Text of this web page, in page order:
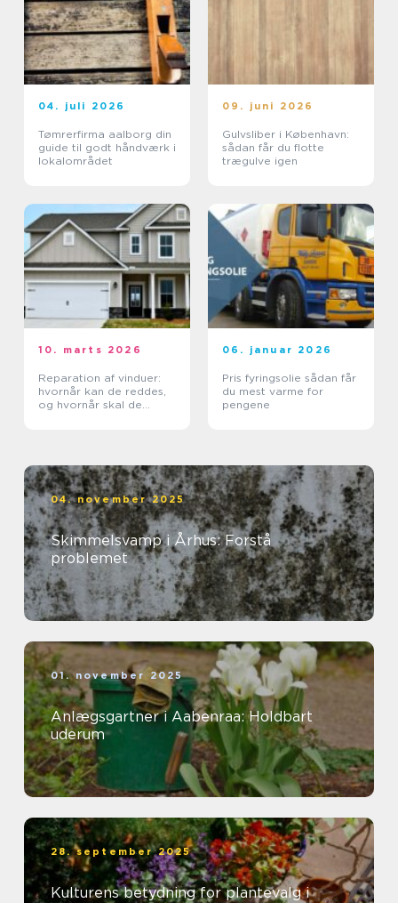
04. juli 2026
Tømrerfirma aalborg din
guide til godt håndværk i
lokalområdet
09. juni 2026
Gulvsliber i København:
sådan får du flotte
trægulve igen
10. marts 2026
Reparation af vinduer:
hvornår kan de reddes,
og hvornår skal de
06. januar 2026
Pris fyringsolie sådan får
du mest varme for
pengene
04. november 2025
Skimmelsvamp i Århus: Forstå
problemet
01. november 2025
Anlægsgartner i Aabenraa: Holdbart
uderum
28. september 2025
Kulturens betydning for plantevalg i